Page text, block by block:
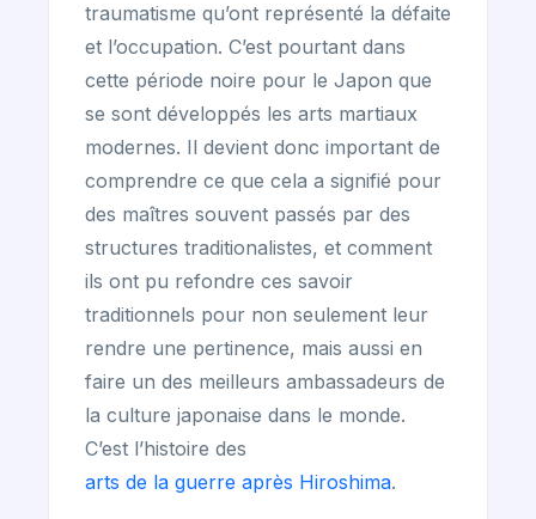
traumatisme qu’ont représenté la défaite
et l’occupation. C’est pourtant dans
cette période noire pour le Japon que
se sont développés les arts martiaux
modernes. Il devient donc important de
comprendre ce que cela a signifié pour
des maîtres souvent passés par des
structures traditionalistes, et comment
ils ont pu refondre ces savoir
traditionnels pour non seulement leur
rendre une pertinence, mais aussi en
faire un des meilleurs ambassadeurs de
la culture japonaise dans le monde.
C’est l’histoire des
arts de la guerre après Hiroshima.